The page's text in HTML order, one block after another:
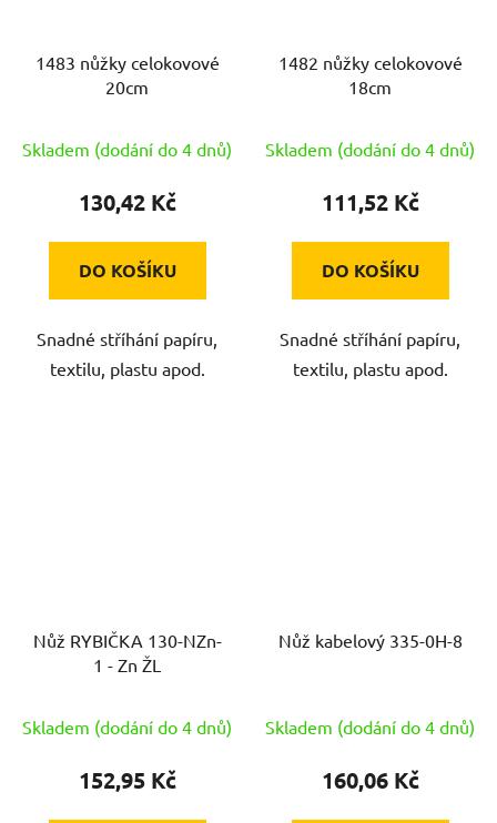
1483 nůžky celokovové
20cm
Skladem (dodání do 4 dnů)
130,42 Kč
DO KOŠÍKU
Snadné stříhání papíru,
textilu, plastu apod.
1482 nůžky celokovové
18cm
Skladem (dodání do 4 dnů)
111,52 Kč
DO KOŠÍKU
Snadné stříhání papíru,
textilu, plastu apod.
Nůž RYBIČKA 130-NZn-
1 - Zn ŽL
Skladem (dodání do 4 dnů)
152,95 Kč
Nůž kabelový 335-0H-8
Skladem (dodání do 4 dnů)
160,06 Kč